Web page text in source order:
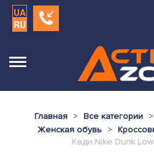
UA
RU
Главная Все категории
Женская обувь
Кеди Nike Dunk